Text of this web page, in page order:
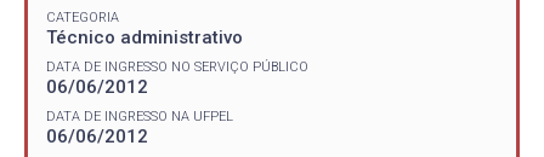
CATEGORIA
Técnico administrativo
DATA DE INGRESSO NO SERVIÇO PÚBLICO
06/06/2012
DATA DE INGRESSO NA UFPEL
06/06/2012